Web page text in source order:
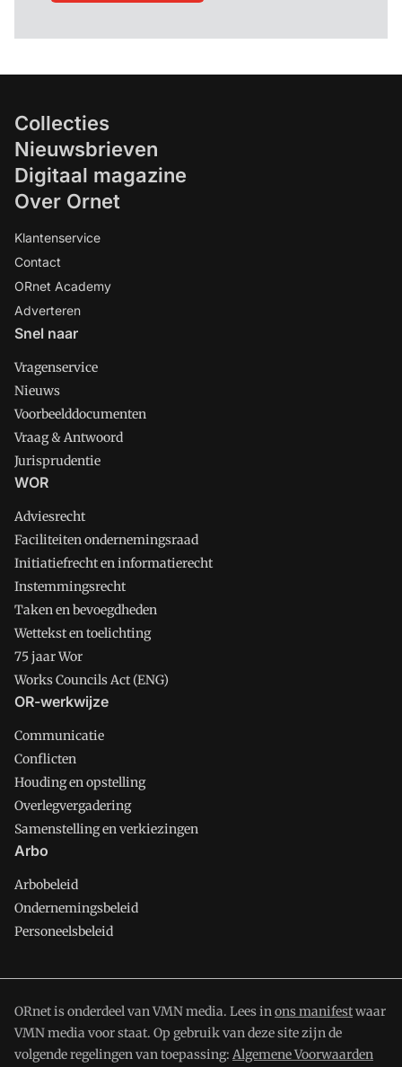
Collecties
Nieuwsbrieven
Digitaal magazine
Over Ornet
Klantenservice
Contact
ORnet Academy
Adverteren
Snel naar
Vragenservice
Nieuws
Voorbeelddocumenten
Vraag & Antwoord
Jurisprudentie
WOR
Adviesrecht
Faciliteiten ondernemingsraad
Initiatiefrecht en informatierecht
Instemmingsrecht
Taken en bevoegdheden
Wettekst en toelichting
75 jaar Wor
Works Councils Act (ENG)
OR-werkwijze
Communicatie
Conflicten
Houding en opstelling
Overlegvergadering
Samenstelling en verkiezingen
Arbo
Arbobeleid
Ondernemingsbeleid
Personeelsbeleid
ORnet is onderdeel van VMN media. Lees inons manifestwaar
VMN media voor staat. Op gebruik van deze site zijn de
volgende regelingen van toepassing: Algemene Voorwaarden